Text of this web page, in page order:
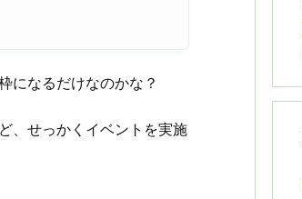
になるだけなのかな？
、せっかくイベントを実施